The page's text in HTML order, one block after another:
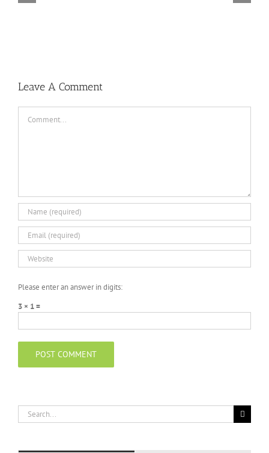
Leave A Comment
Please enter an answer in digits:
3 × 1 =
Search
for: